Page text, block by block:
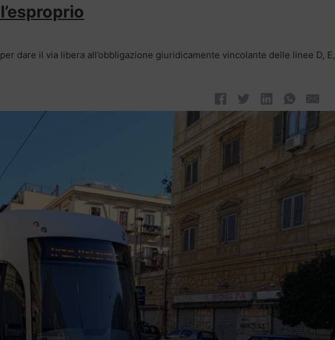
dare il via libera all’obbligazione giuridicamente vincolante delle linee D, E,